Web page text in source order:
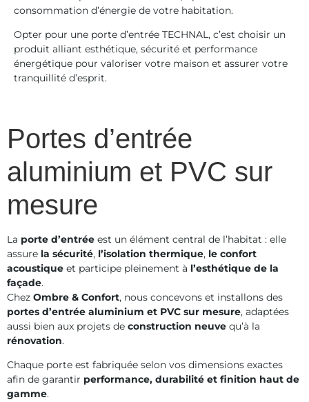
consommation d’énergie de votre habitation.
Opter pour une porte d’entrée TECHNAL, c’est choisir un
produit alliant esthétique, sécurité et performance
énergétique pour valoriser votre maison et assurer votre
tranquillité d’esprit.
Portes d’entrée
aluminium et PVC sur
mesure
La porte d’entrée est un élément central de l’habitat : elle
assure la sécurité, l’isolation thermique, le confort
acoustique et participe pleinement à l’esthétique de la
façade.
Chez Ombre & Confort, nous concevons et installons des
portes d’entrée aluminium et PVC sur mesure, adaptées
aussi bien aux projets de construction neuve qu’à la
rénovation.
Chaque porte est fabriquée selon vos dimensions exactes
afin de garantir performance, durabilité et finition haut de
gamme.